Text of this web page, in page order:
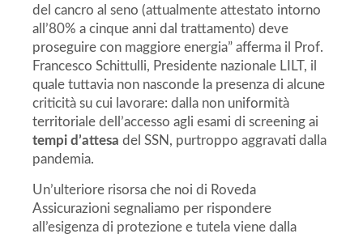
del cancro al seno (attualmente attestato intorno
all’80% a cinque anni dal trattamento) deve
proseguire con maggiore energia” afferma il Prof.
Francesco Schittulli, Presidente nazionale LILT, il
quale tuttavia non nasconde la presenza di alcune
criticità su cui lavorare: dalla non uniformità
territoriale dell’accesso agli esami di screening ai
tempi d’attesa del SSN, purtroppo aggravati dalla
pandemia.
Un’ulteriore risorsa che noi di Roveda
Assicurazioni segnaliamo per rispondere
all’esigenza di protezione e tutela viene dalla